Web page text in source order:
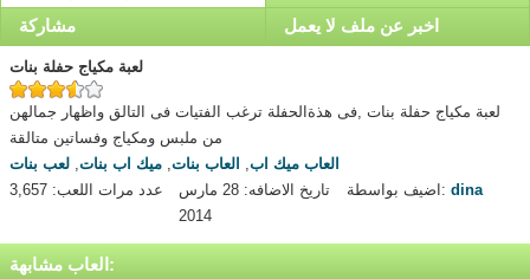
مشاركة
اخبر عن ملف لا يعمل
لعبة مكياج حفلة بنات
لعبة مكياج حفلة بنات ,فى هذةالحفلة ترغب الفتيات فى التالق واظهار جمالهن
من ملبس ومكياج وفساتين متالقة
العاب ميك اب, العاب بنات, ميك اب بنات, لعب بنات
عدد مرات اللعب: 3,657
تاريخ الاضافه: 28 مارس
2014
اضيف بواسطة:dina
العاب مشابهة: